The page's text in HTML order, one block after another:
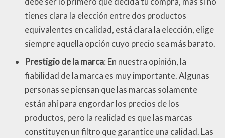
tienes clara la elección entre dos productos
equivalentes en calidad, está clara la elección, elige
siempre aquella opción cuyo precio sea más barato.
Prestigio de la marca: En nuestra opinión, la
fiabilidad de la marca es muy importante. Algunas
personas se piensan que las marcas solamente
están ahí para engordar los precios de los
productos, pero la realidad es que las marcas
constituyen un filtro que garantice una calidad. Las